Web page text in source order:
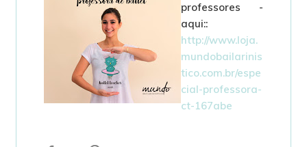
professores -
aqui::
http://www.loja.
mundobailarinis
tico.com.br/espe
cial-professora-
ct-167abe